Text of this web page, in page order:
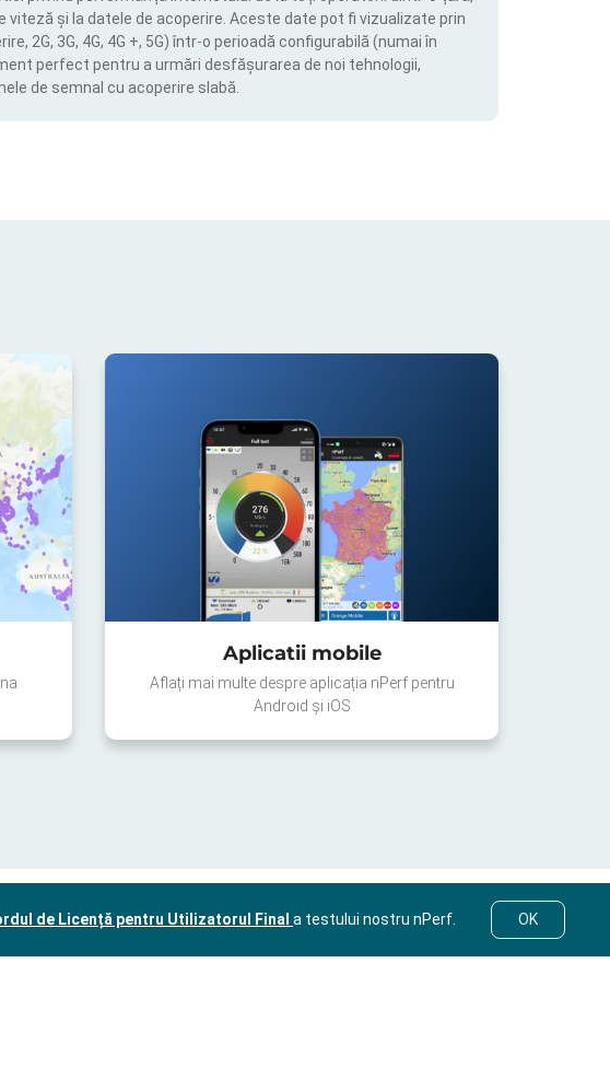
și la datele de acoperire. Aceste date pot fi vizualizate prin
2G, 3G, 4G, 4G +, 5G) într-o perioadă configurabilă (numai în
perfect pentru a urmări desfășurarea de noi tehnologii,
de semnal cu acoperire slabă.
Aplicatii mobile
Aflați mai multe despre aplicația nPerf pentru
Android și iOS
de Licență pentru Utilizatorul Final a testului nostru nPerf. OK